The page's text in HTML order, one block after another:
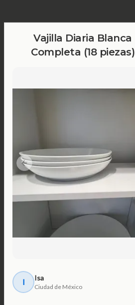
Vajilla Diaria Blanca
Completa (18 piezas)
Previous slide
I Isa
Ciudad de México